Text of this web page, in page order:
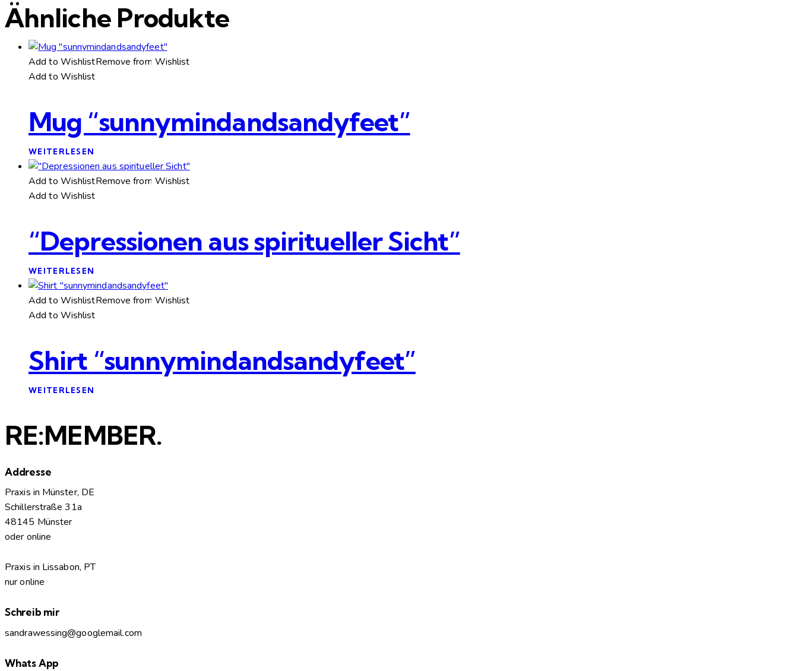
Ähnliche Produkte
Add to WishlistRemove from Wishlist
Add to Wishlist
Mug “sunnymindandsandyfeet”
WEITERLESEN
Add to WishlistRemove from Wishlist
Add to Wishlist
“Depressionen aus spiritueller Sicht”
WEITERLESEN
Add to WishlistRemove from Wishlist
Add to Wishlist
Shirt “sunnymindandsandyfeet”
WEITERLESEN
RE:MEMBER.
Addresse
Praxis in Münster, DE
Schillerstraße 31a
48145 Münster
oder online
Praxis in Lissabon, PT
nur online
Schreib mir
sandrawessing@googlemail.com
Whats App